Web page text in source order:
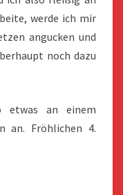
werde ich mir
angucken und
noch dazu
etwas an einem
an. Fröhlichen 4.